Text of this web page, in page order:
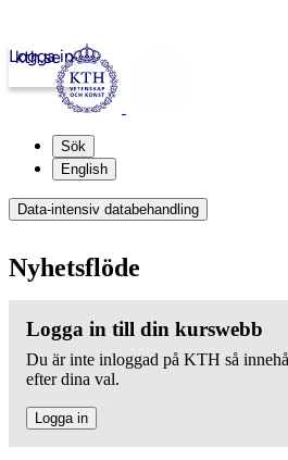
kth.se
Logga in
Sök
English
Data-intensiv databehandling
Nyhetsflöde
Logga in till din kurswebb
Du är inte inloggad på KTH så
efter dina val.
Logga in